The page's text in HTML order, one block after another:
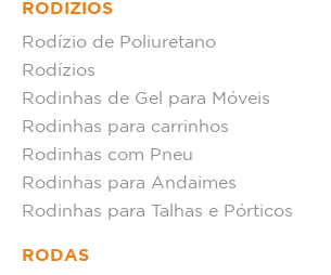
RODÍZIOS
Rodízio de Poliuretano
Rodízios
Rodinhas de Gel para Móveis
Rodinhas para carrinhos
Rodinhas com Pneu
Rodinhas para Andaimes
Rodinhas para Talhas e Pórticos
RODAS